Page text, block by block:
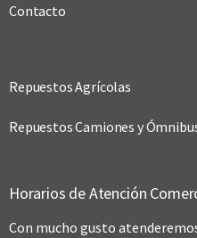
Contacto
Repuestos Agrícolas
Repuestos Camiones y
Horarios de Atención
Con mucho gusto